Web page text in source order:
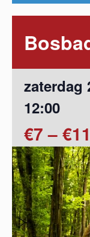
zaterdag
12:00
€7 – €11